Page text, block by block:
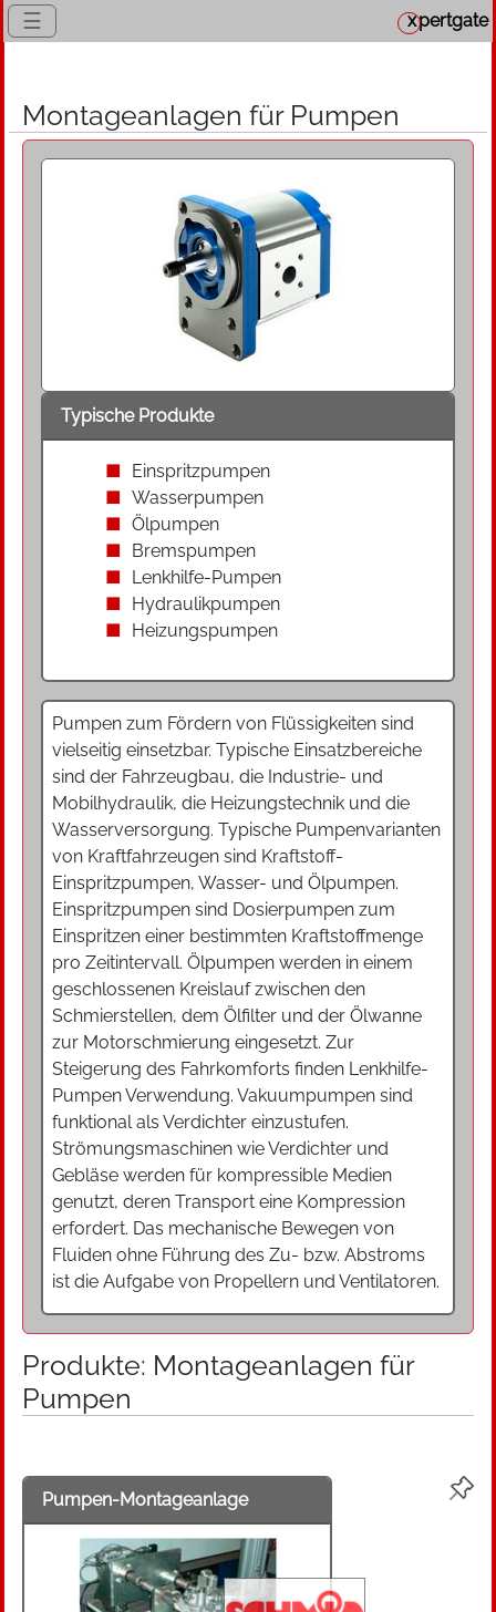
☰ xpertgate
Montageanlagen für Pumpen
Typische Produkte
Einspritzpumpen
Wasserpumpen
Ölpumpen
Bremspumpen
Lenkhilfe-Pumpen
Hydraulikpumpen
Heizungspumpen
Pumpen zum Fördern von Flüssigkeiten sind
vielseitig einsetzbar. Typische Einsatzbereiche
sind der Fahrzeugbau, die Industrie- und
Mobilhydraulik, die Heizungstechnik und die
Wasserversorgung. Typische Pumpenvarianten
von Kraftfahrzeugen sind Kraftstoff-
Einspritzpumpen, Wasser- und Ölpumpen.
Einspritzpumpen sind Dosierpumpen zum
Einspritzen einer bestimmten Kraftstoffmenge
pro Zeitintervall. Ölpumpen werden in einem
geschlossenen Kreislauf zwischen den
Schmierstellen, dem Ölfilter und der Ölwanne
zur Motorschmierung eingesetzt. Zur
Steigerung des Fahrkomforts finden Lenkhilfe-
Pumpen Verwendung. Vakuumpumpen sind
funktional als Verdichter einzustufen.
Strömungsmaschinen wie Verdichter und
Gebläse werden für kompressible Medien
genutzt, deren Transport eine Kompression
erfordert. Das mechanische Bewegen von
Fluiden ohne Führung des Zu- bzw. Abstroms
ist die Aufgabe von Propellern und Ventilatoren.
Produkte: Montageanlagen für
Pumpen
Pumpen-Montageanlage